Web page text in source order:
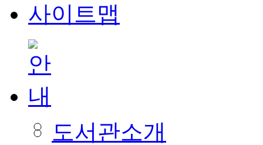
사이트맵
도서관소개